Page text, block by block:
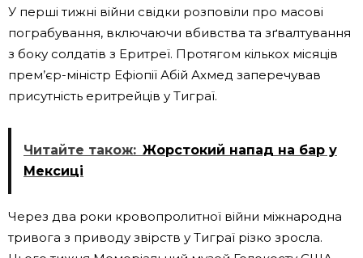
У перші тижні війни свідки розповіли про масові
пограбування, включаючи вбивства та зґвалтування
з боку солдатів з Еритреї. Протягом кількох місяців
прем’єр-міністр Ефіопії Абій Ахмед заперечував
присутність еритрейців у Тиграї.
Читайте також: Жорстокий напад на бар у
Мексиці
Через два роки кровопролитної війни міжнародна
тривога з приводу звірств у Тиграї різко зросла.